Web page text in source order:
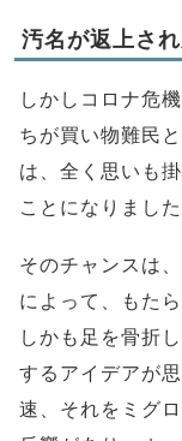
汚名が返上さ
しかしコロナ危
ちが買い物難民
は、全く思いも
ことになりました
そのチャンスは
によって、もた
しかも足を骨折
するアイデアが
速、それをミグ